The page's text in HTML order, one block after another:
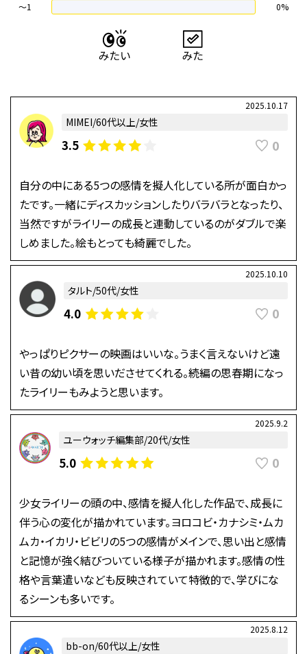
〜1
0%
2025.10.17
MIMEI/60代以上/女性
3.5 0
自分の中にある5つの感情を擬人化している所が面白かっ
たです。一緒にディスカッションしたりバラバラとなったり、
当然ですがライリーの成長と連動しているのがダブルで楽
しめました。絵もとっても綺麗でした。
2025.10.10
タルト/50代/女性
4.0 0
やっぱりピクサーの映画はいいな。うまく言えないけど遠
い昔の幼い頃を思いださせてくれる。続編の思春期になっ
たライリーもみようと思います。
2025.9.2
ユーウォッチ編集部/20代/女性
5.0 0
少女ライリーの頭の中、感情を擬人化した作品で、成長に
伴う心の変化が描かれています。ヨロコビ・カナシミ・ムカ
ムカ・イカリ・ビビリの5つの感情がメインで、思い出と感情
と記憶が強く結びついている様子が描かれます。感情の性
格や言葉遣いなども反映されていて特徴的で、学びにな
るシーンも多いです。
2025.8.12
bb-on/60代以上/女性